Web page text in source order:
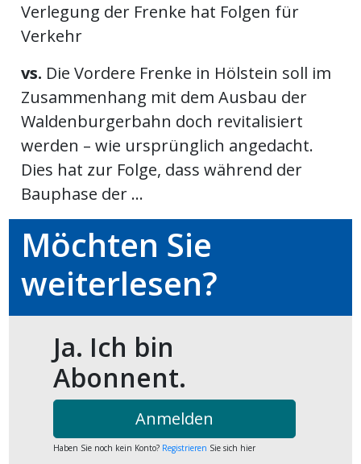
Stellen
Paper
App
Fussball
Verlegung der Frenke hat Folgen für
Verkehr
vs. Die Vordere Frenke in Hölstein soll im
Zusammenhang mit dem Ausbau der
Waldenburgerbahn doch revitalisiert
werden – wie ursprünglich angedacht.
Dies hat zur Folge, dass während der
Bauphase der ...
Möchten Sie
weiterlesen?
Ja. Ich bin
Abonnent.
Anmelden
Haben Sie noch kein Konto? Registrieren Sie sich hier